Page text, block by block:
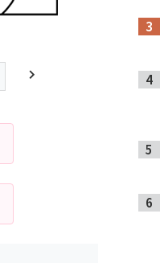
終ページ